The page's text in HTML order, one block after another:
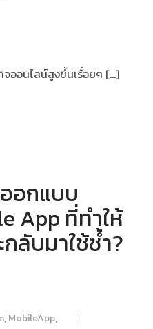
ออนไลน์สูงขึ้นเรื่อยๆ […]
อกแบบ
App ที่ทำให้
กลับมาใช้ซ้ำ?
, MobileApp,